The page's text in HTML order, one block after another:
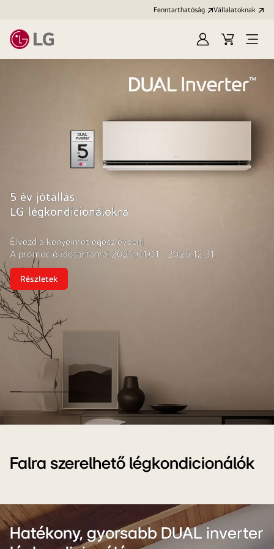
Fenntarthatóság Vállalatoknak
Bejelentkezés
KosárMenü
5 év jótállás
LG légkondicionálókra
Élvezd a kényelmet egész évben!
A promóció időtartama: 2026.01.01 - 2026.12.31.
5
év
jótállás<br>LG
légkondicionálókra
Részletek
Falra szerelhető légkondicionálók
Hatékony, gyorsabb DUAL inverter